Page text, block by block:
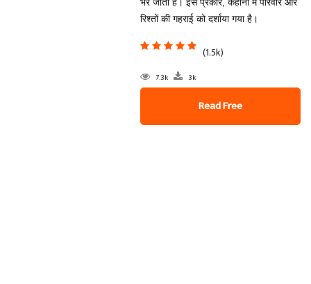
रिश्तों की गहराई को दर्शाया गया है।
(1.5k)
7.3k 3k
Read Free